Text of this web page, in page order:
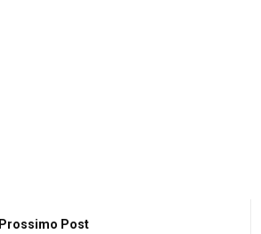
Prossimo Post